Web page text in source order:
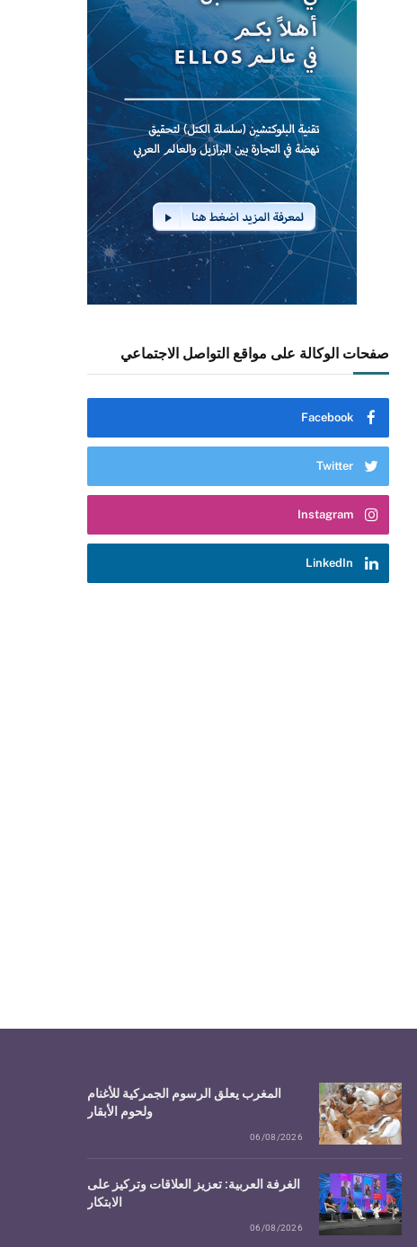
صفحات الوكالة على مواقع التواصل الاجتماعي
Facebook
Twitter
Instagram
LinkedIn
المغرب يعلق الرسوم الجمركية للأغنام
ولحوم الأبقار
06/08/2026
الغرفة العربية: تعزيز العلاقات وتركيز على
الابتكار
06/08/2026